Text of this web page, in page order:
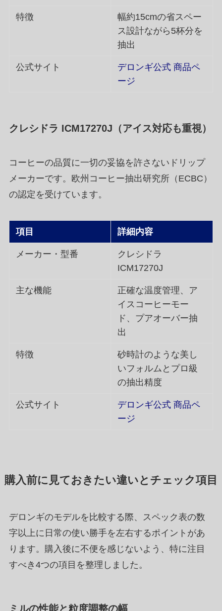
特徴
幅約15cmの省スペー
ス設計ながら5杯分を
抽出
公式サイト
デロンギ公式 商品ペ
ージ
クレシドラ ICM17270J（アイス対応も重視）
コーヒーの品質に一切の妥協を許さないドリップ
メーカーです。欧州コーヒー抽出研究所（ECBC）
の認定を受けています。
項目 詳細内容
メーカー・型番
クレシドラ
ICM17270J
主な機能
正確な温度管理、ア
イスコーヒーモー
ド、プアオーバー抽
出
特徴
砂時計のような美し
いフォルムとプロ級
の抽出精度
公式サイト
デロンギ公式 商品ペ
ージ
購入前に見ておきたい違いとチェック項目
デロンギのモデルを比較する際、スペック表の数
字以上に日常の使い勝手を左右するポイントがあ
ります。購入後に不便を感じないよう、特に注目
すべき4つの項目を整理しました。
ミルの性能と粒度調整の幅